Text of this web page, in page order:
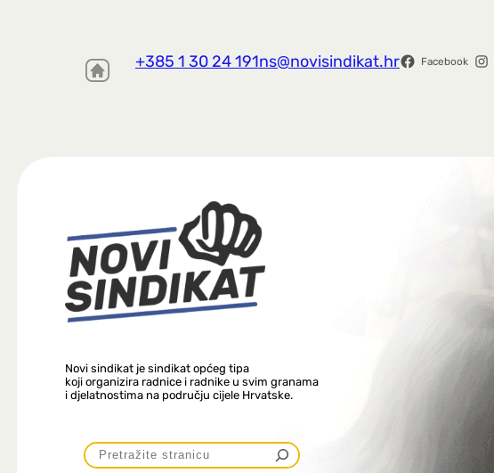
+385 1 30 24 191ns@novisindikat.hr Facebook
Novi sindikat je sindikat općeg tipa
koji organizira radnice i radnike u svim granama
i djelatnostima na području cijele Hrvatske.